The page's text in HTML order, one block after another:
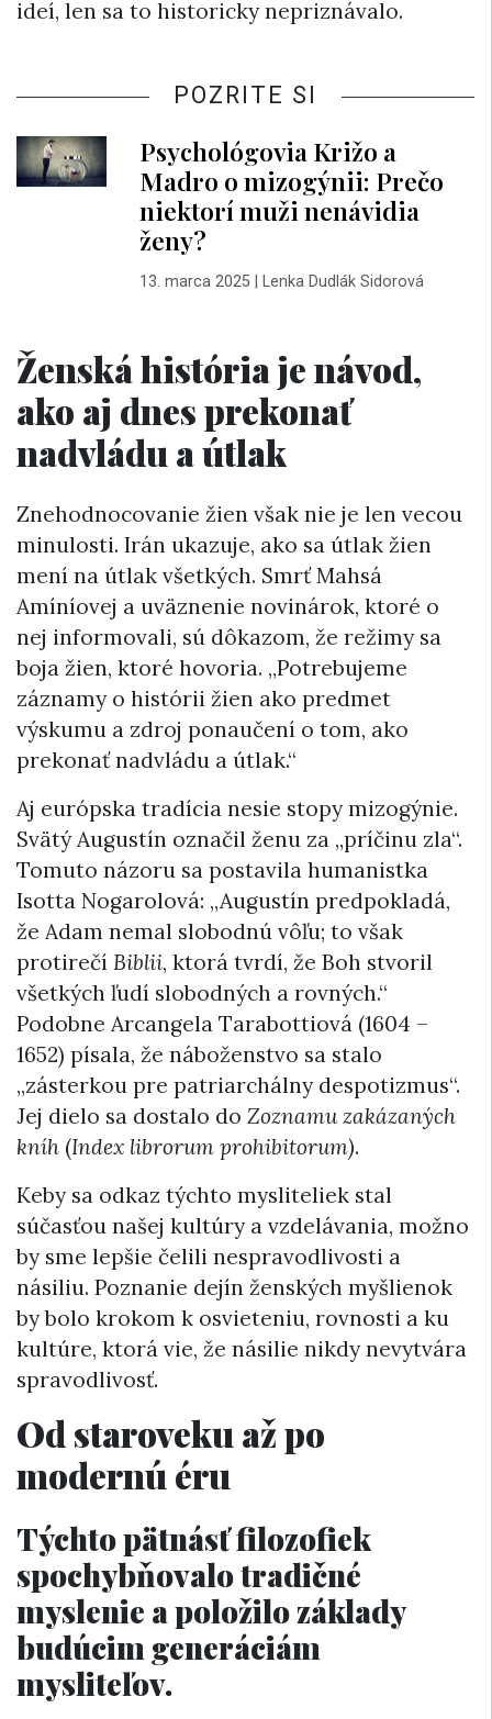
ideí, len sa to historicky nepriznávalo.
POZRITE SI
Psychológovia Križo a
Madro o mizogýnii: Prečo
niektorí muži nenávidia
ženy?
13. marca 2025| Lenka Dudlák Sidorová
Ženská história je návod,
ako aj dnes prekonať
nadvládu a útlak
Znehodnocovanie žien však nie je len vecou
minulosti. Irán ukazuje, ako sa útlak žien
mení na útlak všetkých. Smrť Mahsá
Amíníovej a uväznenie novinárok, ktoré o
nej informovali, sú dôkazom, že režimy sa
boja žien, ktoré hovoria. „Potrebujeme
záznamy o histórii žien ako predmet
výskumu a zdroj ponaučení o tom, ako
prekonať nadvládu a útlak.“
Aj európska tradícia nesie stopy mizogýnie.
Svätý Augustín označil ženu za „príčinu zla“.
Tomuto názoru sa postavila humanistka
Isotta Nogarolová: „Augustín predpokladá,
že Adam nemal slobodnú vôľu; to však
protirečí Biblii, ktorá tvrdí, že Boh stvoril
všetkých ľudí slobodných a rovných.“
Podobne Arcangela Tarabottiová (1604 –
1652) písala, že náboženstvo sa stalo
„zásterkou pre patriarchálny despotizmus“.
Jej dielo sa dostalo do Zoznamu zakázaných
kníh (Index librorum prohibitorum).
Keby sa odkaz týchto mysliteliek stal
súčasťou našej kultúry a vzdelávania, možno
by sme lepšie čelili nespravodlivosti a
násiliu. Poznanie dejín ženských myšlienok
by bolo krokom k osvieteniu, rovnosti a ku
kultúre, ktorá vie, že násilie nikdy nevytvára
spravodlivosť.
Od staroveku až po
modernú éru
Týchto pätnásť filozofiek
spochybňovalo tradičné
myslenie a položilo základy
budúcim generáciám
mysliteľov.